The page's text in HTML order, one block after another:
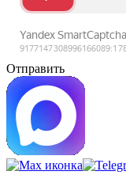
Отправить